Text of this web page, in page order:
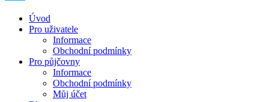
Úvod
Pro uživatele
Informace
Obchodní podmínky
Pro půjčovny
Informace
Obchodní podmínky
Můj účet